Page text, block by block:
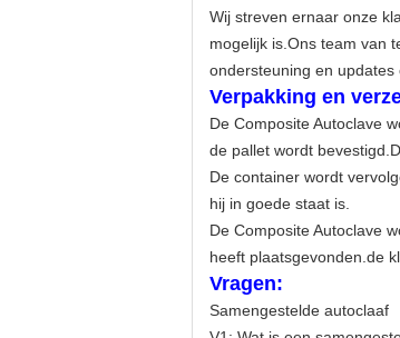
Wij streven ernaar onze
mogelijk is.Ons team van
ondersteuning en
Verpakking en
De Composite Autoclave
de pallet wordt
De container wordt
hij in goede staat is.
De Composite Autoclave
heeft plaatsgevonden.de
Vragen:
Samengestelde autoclaaf